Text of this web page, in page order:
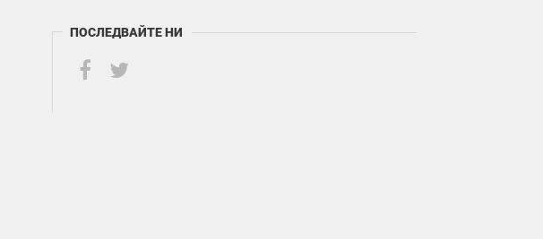
ПОСЛЕДВАЙТЕ НИ